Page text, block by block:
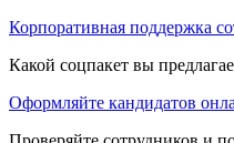
Корпоративная поддержка
Какой соцпакет вы
Оформляйте кандидатов